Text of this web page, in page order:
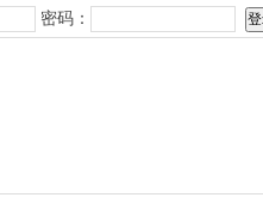
密码：